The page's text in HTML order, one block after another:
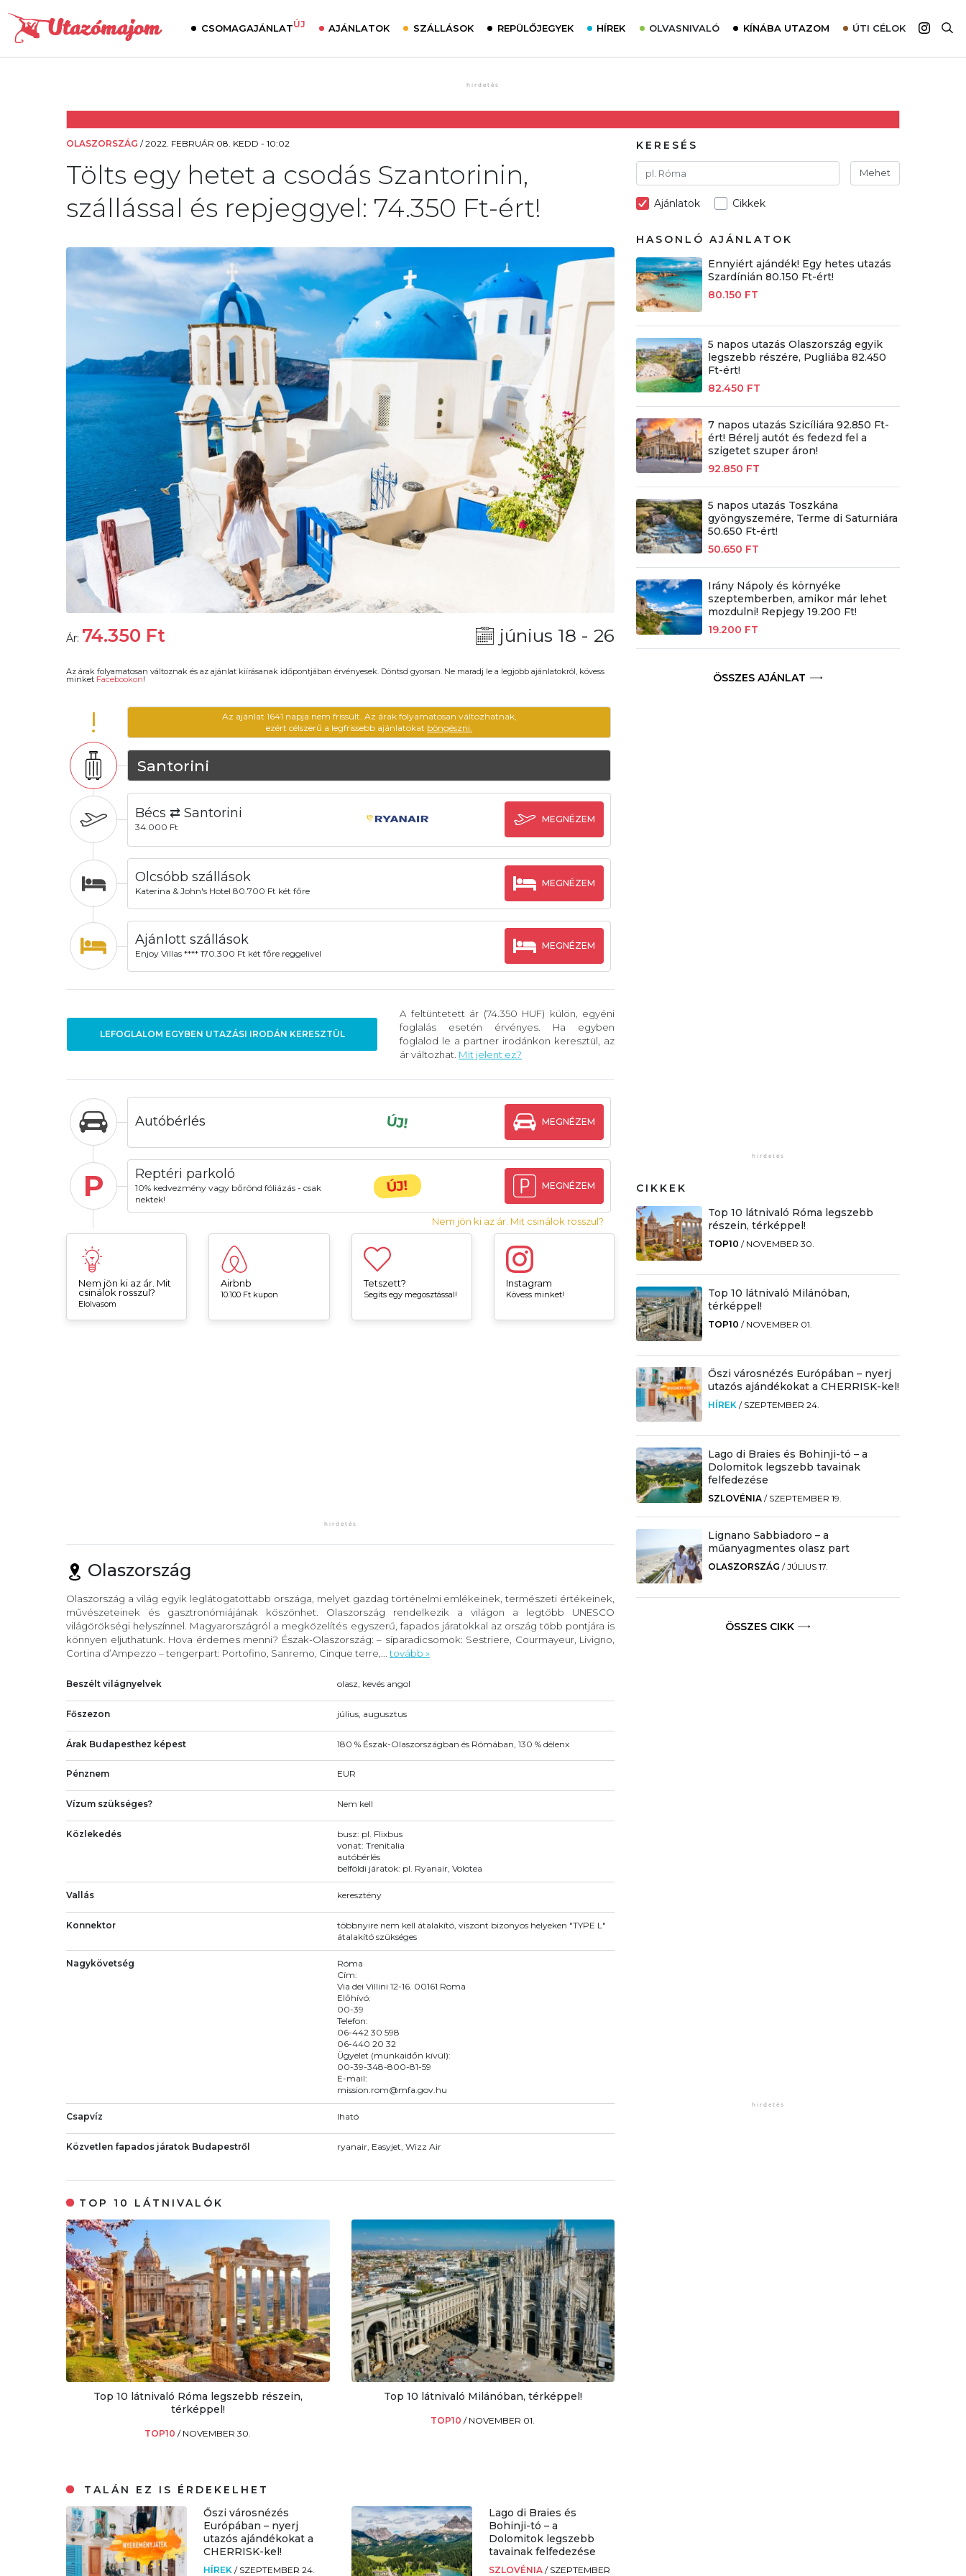
CSOMAGAJÁNLATÚJ AJÁNLATOK SZÁLLÁSOK REPÜLŐJEGYEK HÍREK OLVASNIVALÓ
Utazómajom – CitySIM kártya a világutazóknak
Élménybeszámolók
Szállodalátogatás
Sajtómegjelenések
KÍNÁBA UTAZOM ÚTI CÉLOK
Afrika
OLASZORSZÁG /2022. FEBRUÁR 08. KEDD - 10:02
Tölts egy hetet a csodás Szantorinin,
szállással és repjeggyel: 74.350 Ft-ért!
Ár: 74.350 Ft június 18 - 26
Az árak folyamatosan változnak és az ajánlat kiírásanak időpontjában érvényesek. Döntsd gyorsan. Ne maradj le a legjobb ajánlatokról, kövess
minket Facebookon!
!
Az ajánlat 1641 napja nem frissült. Az árak folyamatosan változhatnak,
ezért célszerű a legfrissebb ajánlatokat böngészni.
Santorini
Bécs ⇄ Santorini
34.000 Ft
MEGNÉZEM
Olcsóbb szállások
Katerina & John's Hotel 80.700 Ft két főre
MEGNÉZEM
Ajánlott szállások
Enjoy Villas **** 170.300 Ft két főre reggelivel
MEGNÉZEM
LEFOGLALOM EGYBEN UTAZÁSI IRODÁN KERESZTÜL
A feltüntetett ár (74.350 HUF) külön, egyéni
foglalás esetén érvényes. Ha egyben
foglalod le a partner irodánkon keresztül, az
ár változhat. Mit jelent ez?
Autóbérlés ÚJ! MEGNÉZEM
P Reptéri parkoló
10% kedvezmény vagy bőrönd fóliázás - csak
nektek!
ÚJ! MEGNÉZEM
Nem jön ki az ár. Mit csinálok rosszul?
Nem jön ki az ár. Mit
csinálok rosszul?
Elolvasom
Airbnb
10.100 Ft kupon
Tetszett?
Segíts egy megosztással!
Instagram
Kövess minket!
Olaszország
Olaszország a világ egyik leglátogatottabb országa, melyet gazdag történelmi emlékeinek, természeti értékeinek,
művészeteinek és gasztronómiájának köszönhet. Olaszország rendelkezik a világon a legtöbb UNESCO
világörökségi helyszínnel. Magyarországról a megközelítés egyszerű, fapados járatokkal az ország több pontjára is
könnyen eljuthatunk. Hova érdemes menni? Észak-Olaszország: – síparadicsomok: Sestriere, Courmayeur, Livigno,
Cortina d’Ampezzo – tengerpart: Portofino, Sanremo, Cinque terre,... tovább »
Beszélt világnyelvek olasz, kevés angol
Főszezon július, augusztus
Árak Budapesthez képest 180 % Észak-Olaszországban és Rómában, 130 % délenx
Pénznem EUR
Vízum szükséges? Nem kell
Közlekedés
busz: pl. Flixbus
vonat: Trenitalia
autóbérlés
belföldi járatok: pl. Ryanair, Volotea
Vallás keresztény
Konnektor
többnyire nem kell átalakító, viszont bizonyos helyeken "TYPE L"
átalakító szükséges
Nagykövetség
Róma
Cím:
Via dei Villini 12-16. 00161 Roma
Előhívó:
00-39
Telefon:
06-442 30 598
06-440 20 32
Ügyelet (munkaidőn kívül):
00-39-348-800-81-59
E-mail:
mission.rom@mfa.gov.hu
Csapvíz Iható
Közvetlen fapados járatok Budapestről ryanair, Easyjet, Wizz Air
TOP 10 LÁTNIVALÓK
Top 10 látnivaló Róma legszebb részein,
térképpel!
TOP10/ NOVEMBER 30.
Top 10 látnivaló Milánóban, térképpel!
TOP10/ NOVEMBER 01.
TALÁN EZ IS ÉRDEKELHET
Őszi városnézés
Európában – nyerj
utazós ajándékokat a
CHERRISK-kel!
HÍREK/ SZEPTEMBER 24.
Lago di Braies és
Bohinji-tó – a
Dolomitok legszebb
tavainak felfedezése
SZLOVÉNIA / SZEPTEMBER
KERESÉS
Mehet
Ajánlatok Cikkek
HASONLÓ AJÁNLATOK
Ennyiért ajándék! Egy hetes utazás
Szardínián 80.150 Ft-ért!
80.150 FT
5 napos utazás Olaszország egyik
legszebb részére, Pugliába 82.450
Ft-ért!
82.450 FT
7 napos utazás Szicíliára 92.850 Ft-
ért! Bérelj autót és fedezd fel a
szigetet szuper áron!
92.850 FT
5 napos utazás Toszkána
gyöngyszemére, Terme di Saturniára
50.650 Ft-ért!
50.650 FT
Irány Nápoly és környéke
szeptemberben, amikor már lehet
mozdulni! Repjegy 19.200 Ft!
19.200 FT
ÖSSZES AJÁNLAT
CIKKEK
Top 10 látnivaló Róma legszebb
részein, térképpel!
TOP10 / NOVEMBER 30.
Top 10 látnivaló Milánóban,
térképpel!
TOP10 / NOVEMBER 01.
Őszi városnézés Európában – nyerj
utazós ajándékokat a CHERRISK-kel!
HÍREK / SZEPTEMBER 24.
Lago di Braies és Bohinji-tó – a
Dolomitok legszebb tavainak
felfedezése
SZLOVÉNIA / SZEPTEMBER 19.
Lignano Sabbiadoro – a
műanyagmentes olasz part
OLASZORSZÁG /JÚLIUS 17.
ÖSSZES CIKK